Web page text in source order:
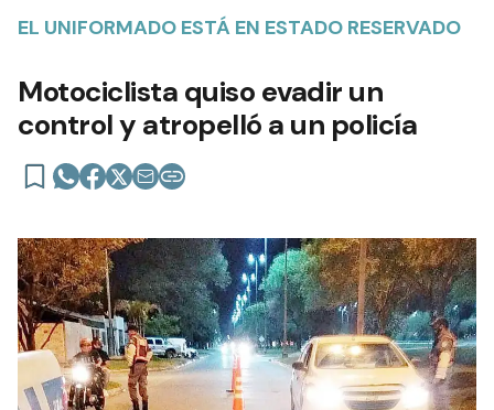
EL UNIFORMADO ESTÁ EN ESTADO RESERVADO
Motociclista quiso evadir un
control y atropelló a un policía